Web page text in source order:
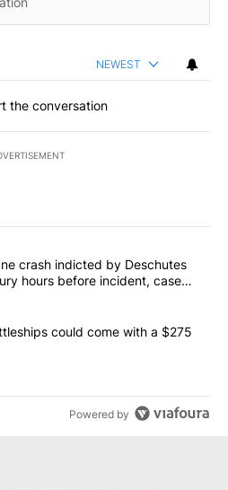
NEWEST
the conversation
most commented articles in the last
killed in plane crash indicted by
crash indicted by Deschutes
hours before incident, case
death
class battleships could come
could come with a $275
Powered by